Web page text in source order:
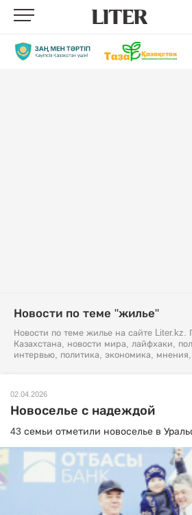
Новости по теме "жилье"
Новости по теме жилье на сайте Liter.kz.
Казахстана, новости мира, лайфхаки,
интервью, политика, экономика, мнения,
02.04.2026
Новоселье с надеждой
43 семьи отметили новоселье в